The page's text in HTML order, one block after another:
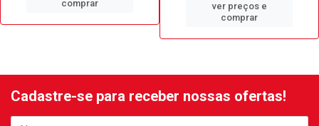
comprar
ver preços e
comprar
Cadastre-se para receber nossas ofertas!